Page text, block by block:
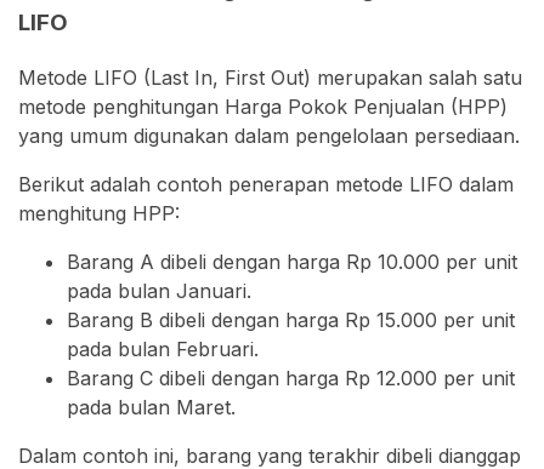
LIFO
Metode LIFO (Last In, First Out) merupakan salah satu
metode penghitungan Harga Pokok Penjualan (HPP)
yang umum digunakan dalam pengelolaan persediaan.
Berikut adalah contoh penerapan metode LIFO dalam
menghitung HPP:
Barang A dibeli dengan harga Rp 10.000 per unit
pada bulan Januari.
Barang B dibeli dengan harga Rp 15.000 per unit
pada bulan Februari.
Barang C dibeli dengan harga Rp 12.000 per unit
pada bulan Maret.
Dalam contoh ini, barang yang terakhir dibeli dianggap